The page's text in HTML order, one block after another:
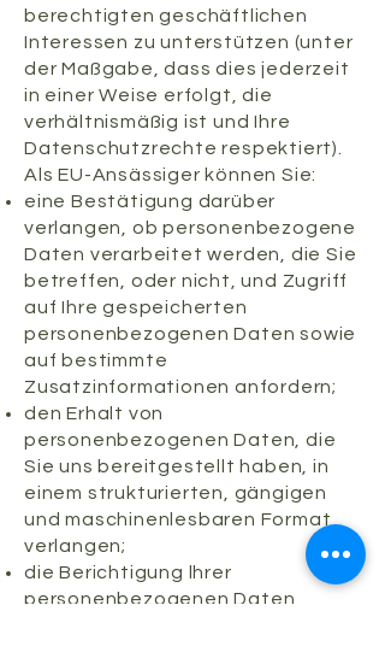
berechtigten geschäftlichen
Interessen zu unterstützen (unter
der Maßgabe, dass dies jederzeit
in einer Weise erfolgt, die
verhältnismäßig ist und Ihre
Datenschutzrechte respektiert).
Als EU-Ansässiger können Sie:
eine Bestätigung darüber
verlangen, ob personenbezogene
Daten verarbeitet werden, die Sie
betreffen, oder nicht, und Zugriff
auf Ihre gespeicherten
personenbezogenen Daten sowie
auf bestimmte
Zusatzinformationen anfordern;
den Erhalt von
personenbezogenen Daten, die
Sie uns bereitgestellt haben, in
einem strukturierten, gängigen
und maschinenlesbaren Format
verlangen;
die Berichtigung lhrer
personenbezogenen Daten